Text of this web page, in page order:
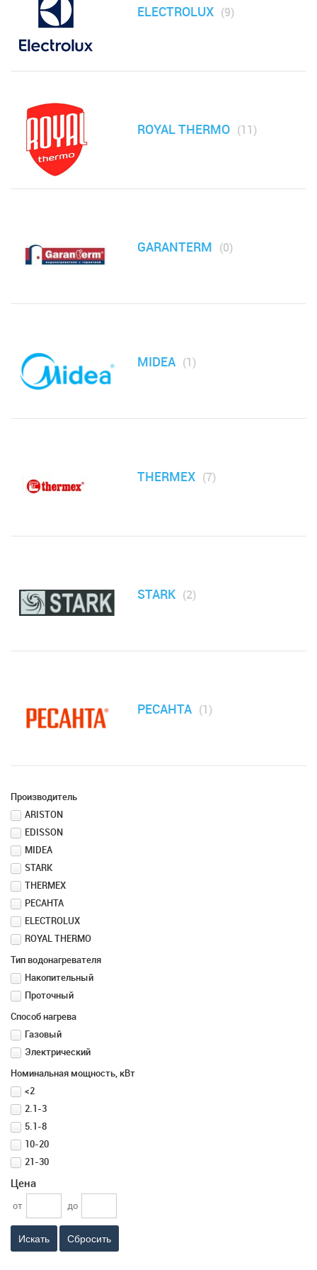
Аксессуары для кондиционеров
Сушилки для рук
Отопительные котлы
Увлажнители, очистители воздуха + фильтра
Телевизоры, аудио, видео, радары
Товары для дома и сада
ELECTROLUX (9)
ROYAL THERMO (11)
GARANTERM (0)
MIDEA (1)
THERMEX (7)
STARK (2)
РЕСАНТА (1)
Производитель
ARISTON
EDISSON
MIDEA
STARK
THERMEX
РЕСАНТА
ELECTROLUX
ROYAL THERMO
Тип водонагревателя
Накопительный
Проточный
Способ нагрева
Газовый
Электрический
Номинальная мощность, кВт
<2
2.1-3
5.1-8
10-20
21-30
Цена
от до
Сбросить